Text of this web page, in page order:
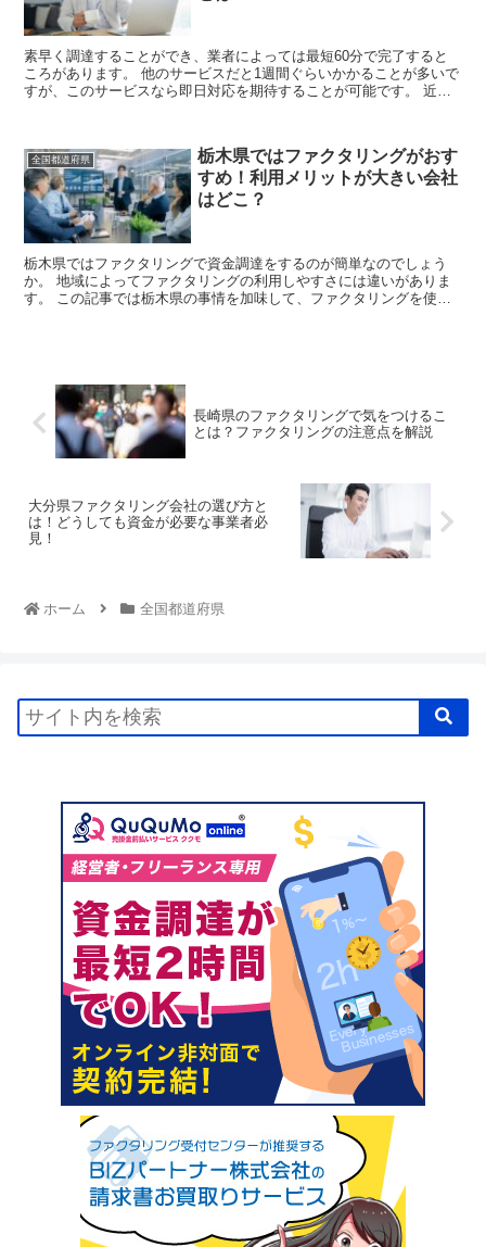
素早く調達することができ、業者によっては最短60分で完了すると
ころがあります。 他のサービスだと1週間ぐらいかかることが多いで
すが、このサービスなら即日対応を期待することが可能です。 近年
全国都道府県
栃木県ではファクタリングがおす
すめ！利用メリットが大きい会社
はどこ？
栃木県ではファクタリングで資金調達をするのが簡単なのでしょう
か。 地域によってファクタリングの利用しやすさには違いがありま
す。 この記事では栃木県の事情を加味して、ファクタリングを使う
長崎県のファクタリングで気をつけるこ
とは？ファクタリングの注意点を解説
大分県ファクタリング会社の選び方と
は！どうしても資金が必要な事業者必
見！
ホーム 全国都道府県